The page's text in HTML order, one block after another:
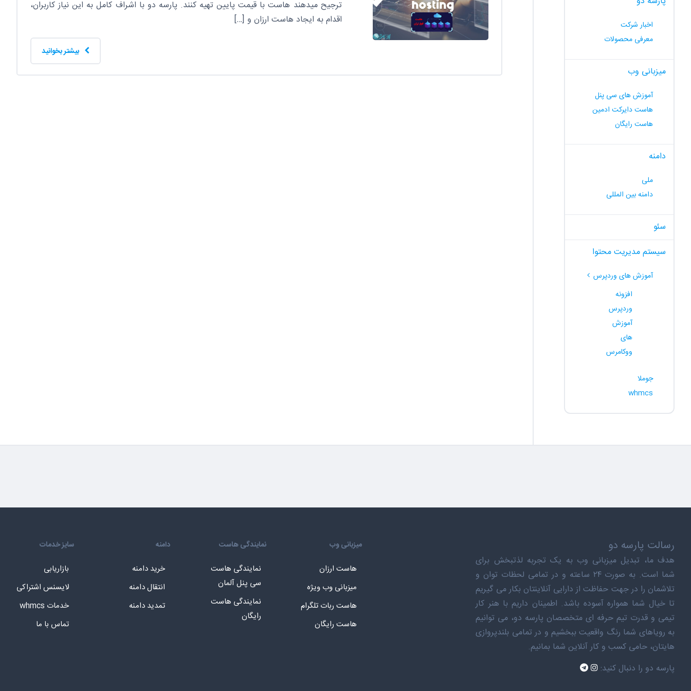
ترجیح میدهند هاست با قیمت پایین تهیه کنند. پارسه دو با اشراف کامل به این نیاز کاربران،
اقدام به ایجاد هاست ارزان و […]
اخبار شرکت
معرفی محصولات
میزبانی وب
آموزش های سی پنل
هاست دایرکت ادمین
هاست رایگان
دامنه
ملی
دامنه بین المللی
سئو
سیستم مدیریت محتوا
آموزش های وردپرس
افزونه
وردپرس
آموزش
های
ووکامرس
جوملا
whmcs
رسالت پارسه دو
هدف ما، تبدیل میزبانی وب به یک تجربه لذتبخش برای
شما است. به صورت ۲۴ ساعته و در تمامی لحظات توان و
تلاشمان را در جهت حفاظت از دارایی آنلاینتان بکار می گیریم
تا خیال شما همواره آسوده باشد. اطمینان داریم با هنر کار
تیمی و قدرت تیم حرفه ای متخصصان پارسه دو، می توانیم
به رویاهای شما رنگ واقعیت ببخشیم و در تمامی بلندپروازی
هایتان، حامی کسب و کار آنلاین شما بمانیم.
پارسه دو را دنبال کنید:
میزبانی وب
هاست ارزان
میزبانی وب ویژه
هاست ربات تلگرام
هاست رایگان
نمایندگی هاست
نمایندگی هاست
سی پنل آلمان
نمایندگی هاست
رایگان
دامنه
خرید دامنه
انتقال دامنه
تمدید دامنه
سایز خدمات
بازاریابی
لایسنس اشتراکی
خدمات whmcs
تماس با ما